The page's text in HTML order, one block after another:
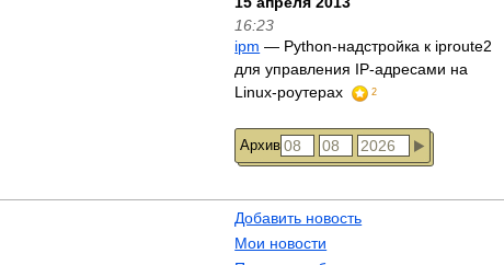
16:23
ipm — Python-надстройка к iproute2
для управления IP-адресами на
Linux-роутерах
2
Архив
Добавить новость
Мои новости